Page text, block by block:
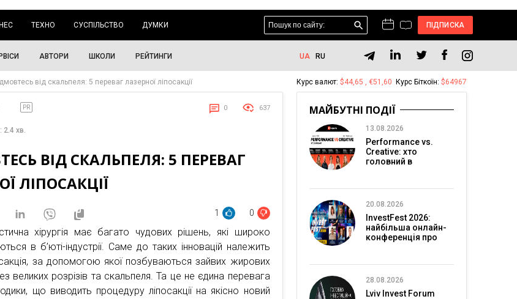
ТЕХНО СУСПІЛЬСТВО ДУМКИ ПІДПИСКА
АВТОРИ ШКОЛИ РЕЙТИНГИ UA RU
від скальпеля: 5 переваг лазерної ліпосакції
PR 0 637
2.4 хв.
ВІД СКАЛЬПЕЛЯ: 5 ПЕРЕВАГ
ЛІПОСАКЦІЇ
1 0
хірургія має багато чудових рішень, які широко
в б’юті-індустрії. Саме до таких інновацій належить
за допомогою якої позбуваються зайвих жирових
великих розрізів та скальпеля. Та це не єдина перевага
що виводить процедуру ліпосакції на якісно новий
Курс валют: $44,65 , €51,60 Курс Біткоїн: $64967
МАЙБУТНІ ПОДІЇ
13.08.2026
Performance vs.
Creative: хто
головний в
20.08.2026
InvestFest 2026:
найбільша онлайн-
конференція про
28.08.2026
Lviv Invest Forum